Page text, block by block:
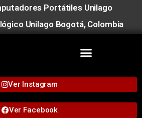
Portátiles Unilago
Unilago Bogotá, Colombia
Ver Instagram
Ver Facebook